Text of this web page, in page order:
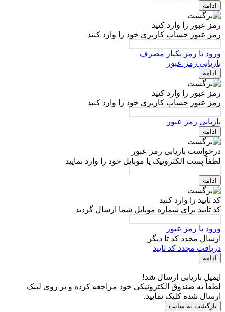
ادامه
رمز عبور را وارد کنید
رمز عبور حساب کاربری خود را وارد کنید
ورود با رمز یکبار مصرف
بازیابی رمز عبور
ادامه
رمز عبور را وارد کنید
رمز عبور حساب کاربری خود را وارد کنید
بازیابی رمز عبور
ادامه
درخواست بازیابی رمز عبور
لطفاً پست الکترونیک یا موبایل خود را وارد نمایید
ادامه
کد تایید را وارد کنید
کد تایید برای شماره موبایل شما ارسال گردید
ورود با رمز عبور
ارسال مجدد کد تا دیگر
دریافت مجدد کد تایید
ادامه
ایمیل بازیابی ارسال شد!
لطفاً به صندوق الکترونیکی خود مراجعه کرده و بر روی لینک
ارسال شده کلیک نمایید.
بازگشت به سایت